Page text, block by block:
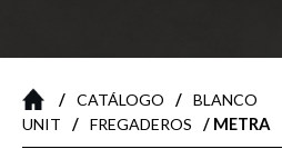
/ CATÁLOGO / BLANCO
UNIT
/ FREGADEROS / METRA